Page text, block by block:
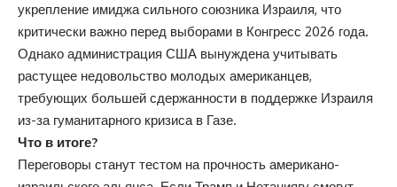
укрепление имиджа сильного союзника Израиля, что
критически важно перед выборами в Конгресс 2026 года.
Однако администрация США вынуждена учитывать
растущее недовольство молодых американцев,
требующих большей сдержанности в поддержке Израиля
из-за гуманитарного кризиса в Газе.
Что в итоге?
Переговоры станут тестом на прочность американо-